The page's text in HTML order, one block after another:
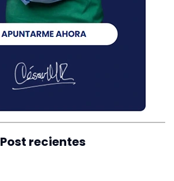
Post recientes